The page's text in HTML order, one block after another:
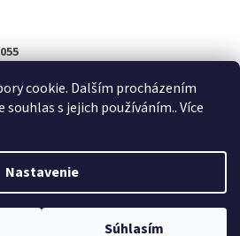
cookie. Dalším procházením
s jejich používáním.. Více
Nastavenie
Súhlasím
. Všetky práva vyhradené.Upraviť